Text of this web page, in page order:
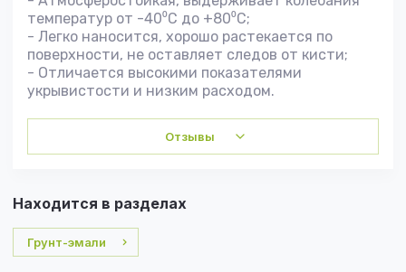
температур от -40⁰C до +80⁰С;
- Легко наносится, хорошо растекается по
поверхности, не оставляет следов от кисти;
- Отличается высокими показателями
укрывистости и низким расходом.
Отзывы
Находится в разделах
Грунт-эмали